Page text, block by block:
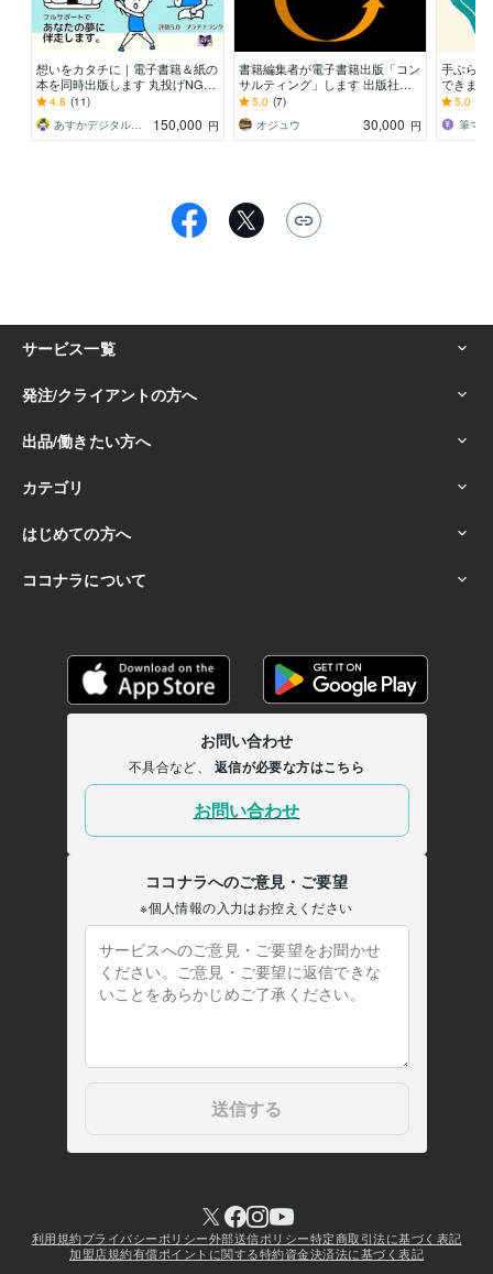
想いをカタチに｜電子書籍＆紙の
本を同時出版します 丸投げNG。
一緒に悩み、一緒に作り上げる注
文の多い出版社です
4.8 (11)
あすかデジタル出版【公式】
150,000 円
書籍編集者が電子書籍出版「コン
サルティング」します 出版社勤
務・ベストセラー編集者が「売れ
る本」へサポート
5.0 (7)
オジュウ
30,000 円
手ぶら
できま
文章に
ティング
5.0
筆マ